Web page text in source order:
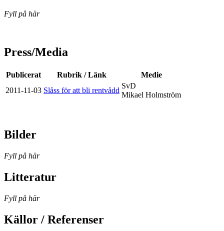
Fyll på här
Press/Media
Publicerat Rubrik / Länk
Medie
2011-11-03 Slåss för att bli rentvådd
SvD
Mikael Holmström
Bilder
Fyll på här
Litteratur
Fyll på här
Källor / Referenser